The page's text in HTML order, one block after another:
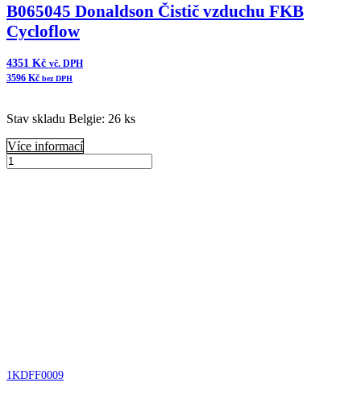
B065045 Donaldson Čistič vzduchu FKB
Cycloflow
4351 Kč vč. DPH
3596 Kč bez DPH
Stav skladu Belgie: 26 ks
Více informací
B065045
1KDFF0009